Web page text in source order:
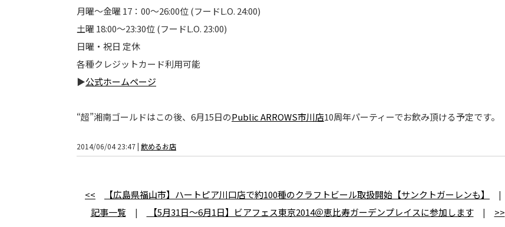
月曜～金曜 17：00～26:00位 (フードL.O. 24:00)
土曜 18:00～23:30位 (フードL.O. 23:00)
日曜・祝日 定休
各種クレジットカード利用可能
▶公式ホームページ
“超”湘南ゴールドはこの後、6月15日のPublic ARROWS市川店10周年パーティーでお飲み頂ける予定です。
2014/06/04 23:47 | 飲めるお店
<< 【広島県福山市】ハートピア川口店で約100種のクラフトビール取扱開始【サンクトガーレンも】
|
記事一覧 | 【5月31日～6月1日】ビアフェス東京2014＠恵比寿ガーデンプレイスに参加します| >>